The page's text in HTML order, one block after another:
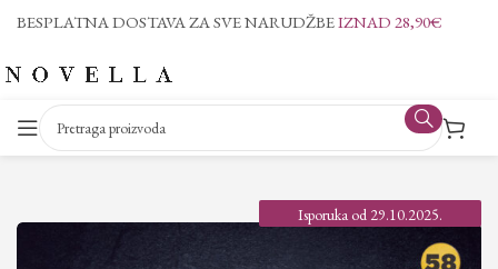
BESPLATNA DOSTAVA ZA SVE NARUDŽBEIZNAD 28,90€
Isporuka od 29.10.2025.